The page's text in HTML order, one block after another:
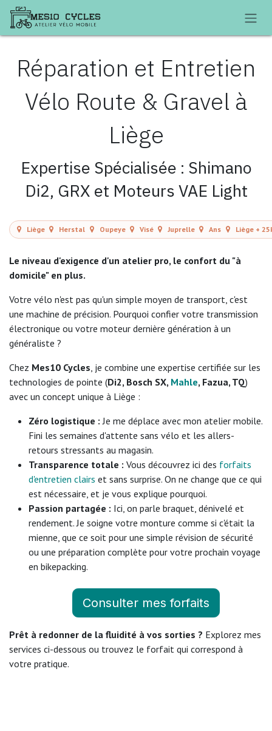
Se rendre au contenu
Réparation et Entretien
Vélo Route & Gravel à
Liège
Expertise Spécialisée : Shimano
Di2, GRX et Moteurs VAE Light
Liège Herstal Oupeye Visé Juprelle Ans Liège +
Le niveau d'exigence d'un atelier pro, le confort du "à
domicile" en plus.
Votre vélo n'est pas qu'un simple moyen de transport, c'est
une machine de précision. Pourquoi confier votre transmission
électronique ou votre moteur dernière génération à un
généraliste ?
Chez Mes10 Cycles , je combine une expertise certifiée sur les
technologies de pointe (Di2, Bosch SX, Mahle, Fazua, TQ)
avec un concept unique à Liège :
Zéro logistique : Je me déplace avec mon atelier mobile.
Fini les semaines d'attente sans vélo et les allers-
retours stressants au magasin.
Transparence totale : Vous découvrez ici des forfaits
d'entretien clairs et sans surprise. On ne change que ce qui
est nécessaire, et je vous explique pourquoi.
Passion partagée : Ici, on parle braquet, dénivelé et
rendement. Je soigne votre monture comme si c'était la
mienne, que ce soit pour une simple révision de sécurité
ou une préparation complète pour votre prochain voyage
en bikepacking.
Consulter mes forfaits
Prêt à redonner de la fluidité à vos sorties ? Explorez mes
services ci-dessous ou trouvez le forfait qui correspond à
votre pratique.